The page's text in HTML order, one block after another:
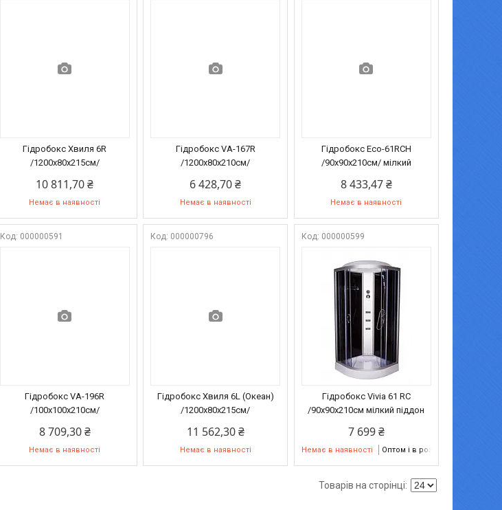
Гідробокс Хвиля 6R
/1200х80х215см/
10 811,70 ₴
Немає в наявності
Гідробокс VA-167R
/1200х80х210см/
6 428,70 ₴
Немає в наявності
Гідробокс Eco-61RCH
/90х90х210см/ мілкий
8 433,47 ₴
Немає в наявності
000000591
Гідробокс VA-196R
/100х100х210см/
8 709,30 ₴
Немає в наявності
000000796
Гідробокс Хвиля 6L (Океан)
/1200х80х215см/
11 562,30 ₴
Немає в наявності
000000599
Гідробокс Vivia 61 RC
/90х90х210см мілкий піддон
7 699 ₴
Немає в наявності Оптом і в роздріб